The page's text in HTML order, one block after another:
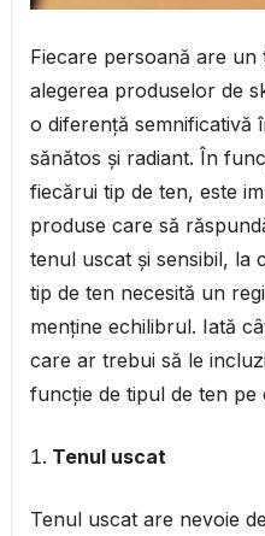
Fiecare persoană are un
alegerea produselor de
o diferență semnificativă
sănătos și radiant. În
fiecărui tip de ten, este
produse care să
tenul uscat și sensibil, la
tip de ten necesită un
menține echilibrul. Iată
care ar trebui să le
funcție de tipul de ten pe
Tenul uscat
Tenul uscat are nevoie